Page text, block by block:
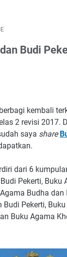
Budi
kembali
2 revisi 2017.
saya share
dari 6
Pekerti, Buku
Budha dan
Budi Pekerti,
Buku Agama